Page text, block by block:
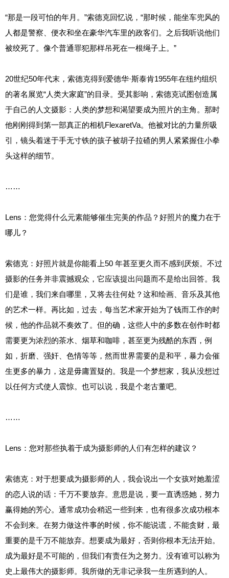
“那是一段可怕的年月。”索德克回忆说，“那时候，能坐车兜风的
人都是警察、便衣和坐在豪华汽车里的政客们。之后我听说他们
被绞死了。像个普通罪犯那样吊死在一根绳子上。”
20世纪50年代末，索德克得到爱德华·斯泰肯1955年在纽约组织
的著名展览“人类大家庭”的目录。受其影响，索德克试图创造属
于自己的人文摄影：人类的梦想和渴望要成为照片的主角。那时
他刚刚得到第一部真正的相机FlexaretVa。他被对比的力量所吸
引，镜头着迷于手无寸铁的孩子被胡子拉碴的男人紧紧握住小拳
头这样的细节。
……
Lens：您觉得什么元素能够催生完美的作品？好照片的魔力在于
哪儿？
索德克：好照片就是你能看上50 年甚至更久而不感到厌烦。不过
摄影的任务并非震撼观众，它应该提出问题而不是给出回答。我
们是谁，我们来自哪里，又将去往何处？这和绘画、音乐及其他
的艺术一样。再比如，过去，每当艺术家开始为了钱而工作的时
候，他的作品就不奏效了。但的确，这些人中的多数在创作时都
需要更为浓烈的茶水、烟草和咖啡，甚至更为残酷的东西，例
如，折磨、强奸、色情等等，然而世界需要的是和平，暴力会催
生更多的暴力，这是毋庸置疑的。我是一个梦想家，我从没想过
以任何方式使人震惊。也可以说，我是个老古董吧。
……
Lens：您对那些执着于成为摄影师的人们有怎样的建议？
索德克：对于想要成为摄影师的人，我会说出一个女孩对她羞涩
的恋人说的话：千万不要放弃。意思是说，要一直诱惑她，努力
赢得她的芳心。通常成功会稍迟一些到来，也有很多次成功根本
不会到来。在努力做这件事的时候，你不能说谎，不能贪财，最
重要的是千万不能放弃。想要成为最好，否则你根本无法开始。
成为最好是不可能的，但我们有责任为之努力。没有谁可以称为
史上最伟大的摄影师。我所做的无非记录我一生所遇到的人。